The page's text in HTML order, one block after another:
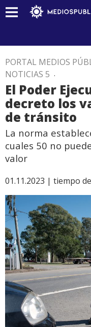
PORTAL MEDIOS
NOTICIAS 5 .
El Poder
decreto los
de tránsito
La norma
cuales 50 no
valor
01.11.2023 | tiempo